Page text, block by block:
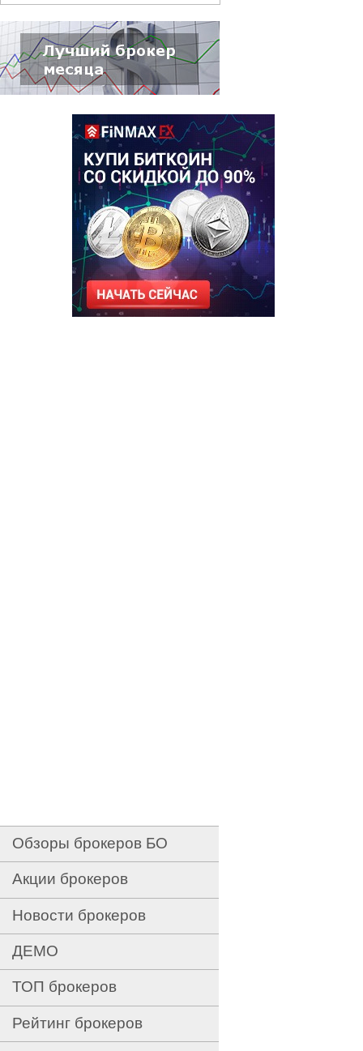
Обзоры брокеров БО
Акции брокеров
Новости брокеров
ДЕМО
ТОП брокеров
Рейтинг брокеров